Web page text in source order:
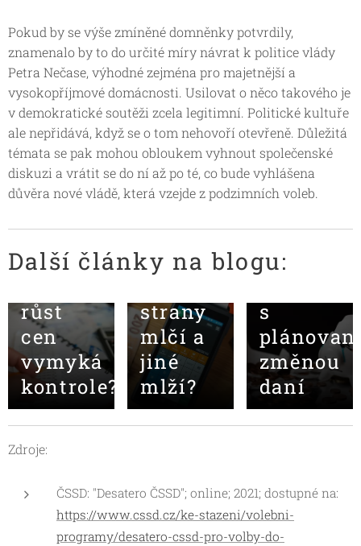
Pokud by se výše zmíněné domněnky potvrdily,
znamenalo by to do určité míry návrat k politice vlády
Petra Nečase, výhodné zejména pro majetnější a
vysokopříjmové domácnosti. Usilovat o něco takového je
v demokratické soutěži zcela legitimní. Politické kultuře
ale nepřidává, když se o tom nehovoří otevřeně. Důležitá
témata se pak mohou obloukem vyhnout společenské
diskuzi a vrátit se do ní až po té, co bude vyhlášena
důvěra nové vládě, která vzejde z podzimních voleb.
Další články na blogu:
17.09.2021
růst
cen
vymyká
kontrole?
08.07.2021
daně:
proč
strany
mlčí a
jiné
mlží?
5 rizik
s
změnou
daní
Zdroje:
ČSSD: "Desatero ČSSD"; online; 2021; dostupné na:
https://www.cssd.cz/ke-stazeni/volebni-
programy/desatero-cssd-pro-volby-do-